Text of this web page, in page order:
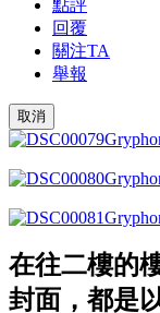
點評
回覆
關注TA
舉報
取消
在往二樓的
封面，都是